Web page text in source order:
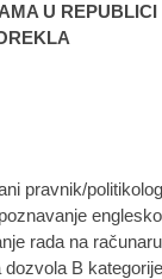
U
pravnik/
rada na
dozvola B